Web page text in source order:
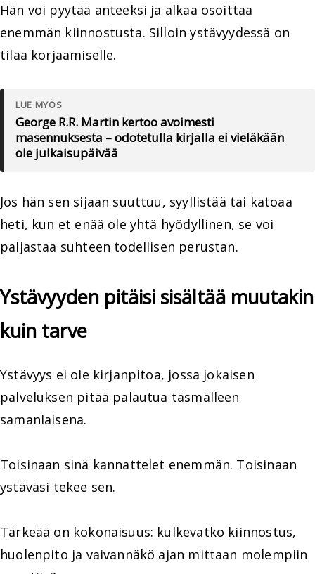
Hän voi pyytää anteeksi ja alkaa osoittaa
enemmän kiinnostusta. Silloin ystävyydessä on
tilaa korjaamiselle.
LUE MYÖS
George R.R. Martin kertoo avoimesti
masennuksesta – odotetulla kirjalla ei vieläkään
ole julkaisupäivää
Jos hän sen sijaan suuttuu, syyllistää tai katoaa
heti, kun et enää ole yhtä hyödyllinen, se voi
paljastaa suhteen todellisen perustan.
Ystävyyden pitäisi sisältää muutakin
kuin tarve
Ystävyys ei ole kirjanpitoa, jossa jokaisen
palveluksen pitää palautua täsmälleen
samanlaisena.
Toisinaan sinä kannattelet enemmän. Toisinaan
ystäväsi tekee sen.
Tärkeää on kokonaisuus: kulkevatko kiinnostus,
huolenpito ja vaivannäkö ajan mittaan molempiin